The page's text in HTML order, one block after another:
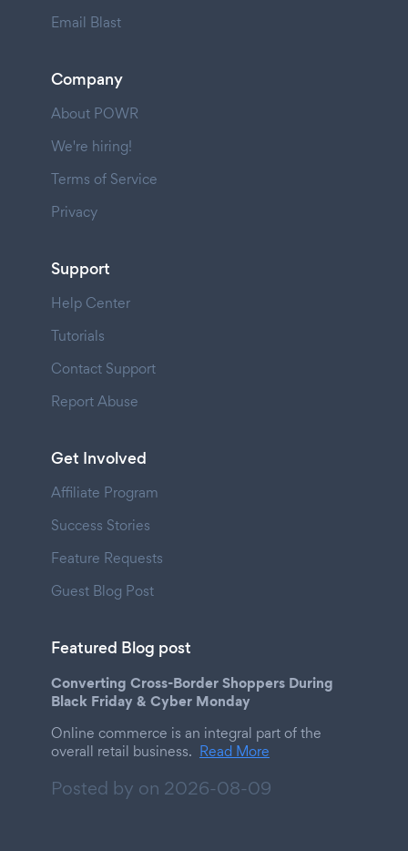
Email Blast
Company
About POWR
We're hiring!
Terms of Service
Privacy
Support
Help Center
Tutorials
Contact Support
Report Abuse
Get Involved
Affiliate Program
Success Stories
Feature Requests
Guest Blog Post
Featured Blog post
Converting Cross-Border Shoppers During
Black Friday & Cyber Monday
Online commerce is an integral part of the
overall retail business. Read More
Posted by on 2026-08-09